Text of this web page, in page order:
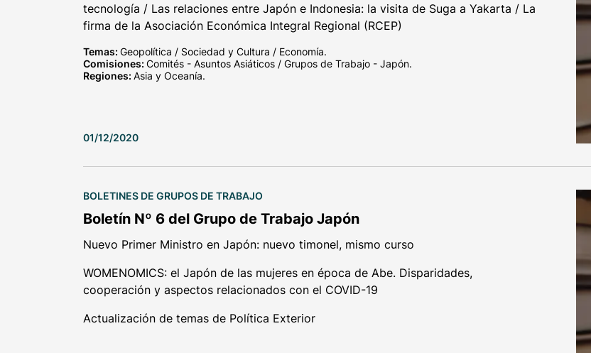
tecnología / Las relaciones entre Japón e Indonesia: la visita de Suga a Yakarta / La
firma de la Asociación Económica Integral Regional (RCEP)
Temas: Geopolítica / Sociedad y Cultura / Economía.
Comisiones: Comités - Asuntos Asiáticos / Grupos de Trabajo - Japón.
Regiones: Asia y Oceanía.
01/12/2020
BOLETINES DE GRUPOS DE TRABAJO
Boletín Nº 6 del Grupo de Trabajo Japón
Nuevo Primer Ministro en Japón: nuevo timonel, mismo curso
WOMENOMICS: el Japón de las mujeres en época de Abe. Disparidades,
cooperación y aspectos relacionados con el COVID-19
Actualización de temas de Política Exterior